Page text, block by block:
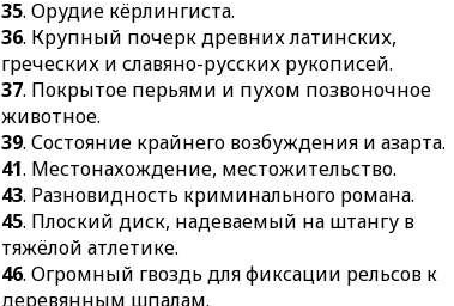
35. Орудие кёрлингиста.
36. Крупный почерк древних латинских,
греческих и славяно-русских рукописей.
37. Покрытое перьями и пухом позвоночное
животное.
39. Состояние крайнего возбуждения и азарта.
41. Местонахождение, местожительство.
43. Разновидность криминального романа.
45. Плоский диск, надеваемый на штангу в
тяжёлой атлетике.
46. Огромный гвоздь для фиксации рельсов к
деревянным шпалам.